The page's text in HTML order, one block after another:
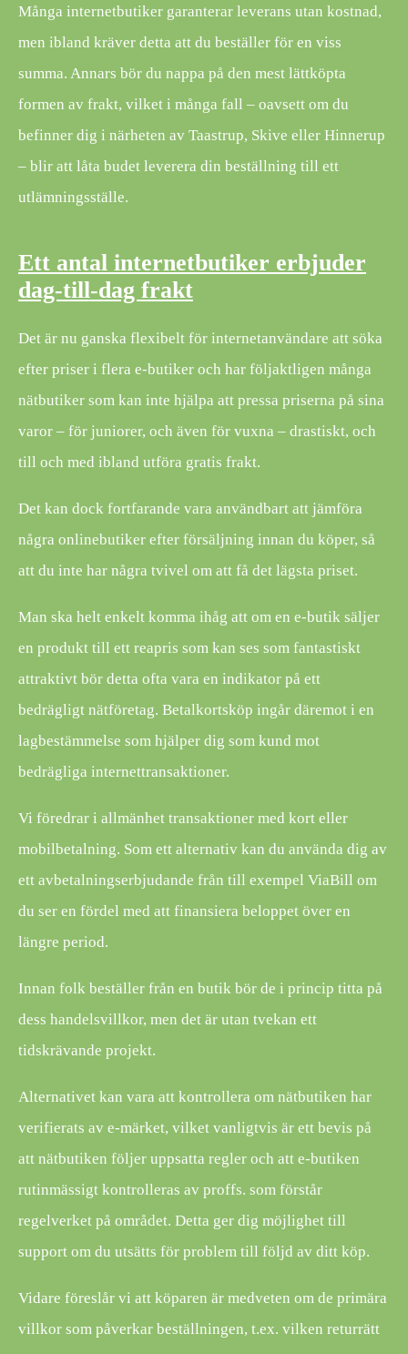
Många internetbutiker garanterar leverans utan kostnad,
men ibland kräver detta att du beställer för en viss
summa. Annars bör du nappa på den mest lättköpta
formen av frakt, vilket i många fall – oavsett om du
befinner dig i närheten av Taastrup, Skive eller Hinnerup
– blir att låta budet leverera din beställning till ett
utlämningsställe.
Ett antal internetbutiker erbjuder
dag-till-dag frakt
Det är nu ganska flexibelt för internetanvändare att söka
efter priser i flera e-butiker och har följaktligen många
nätbutiker som kan inte hjälpa att pressa priserna på sina
varor – för juniorer, och även för vuxna – drastiskt, och
till och med ibland utföra gratis frakt.
Det kan dock fortfarande vara användbart att jämföra
några onlinebutiker efter försäljning innan du köper, så
att du inte har några tvivel om att få det lägsta priset.
Man ska helt enkelt komma ihåg att om en e-butik säljer
en produkt till ett reapris som kan ses som fantastiskt
attraktivt bör detta ofta vara en indikator på ett
bedrägligt nätföretag. Betalkortsköp ingår däremot i en
lagbestämmelse som hjälper dig som kund mot
bedrägliga internettransaktioner.
Vi föredrar i allmänhet transaktioner med kort eller
mobilbetalning. Som ett alternativ kan du använda dig av
ett avbetalningserbjudande från till exempel ViaBill om
du ser en fördel med att finansiera beloppet över en
längre period.
Innan folk beställer från en butik bör de i princip titta på
dess handelsvillkor, men det är utan tvekan ett
tidskrävande projekt.
Alternativet kan vara att kontrollera om nätbutiken har
verifierats av e-märket, vilket vanligtvis är ett bevis på
att nätbutiken följer uppsatta regler och att e-butiken
rutinmässigt kontrolleras av proffs. som förstår
regelverket på området. Detta ger dig möjlighet till
support om du utsätts för problem till följd av ditt köp.
Vidare föreslår vi att köparen är medveten om de primära
villkor som påverkar beställningen, t.ex. vilken returrätt